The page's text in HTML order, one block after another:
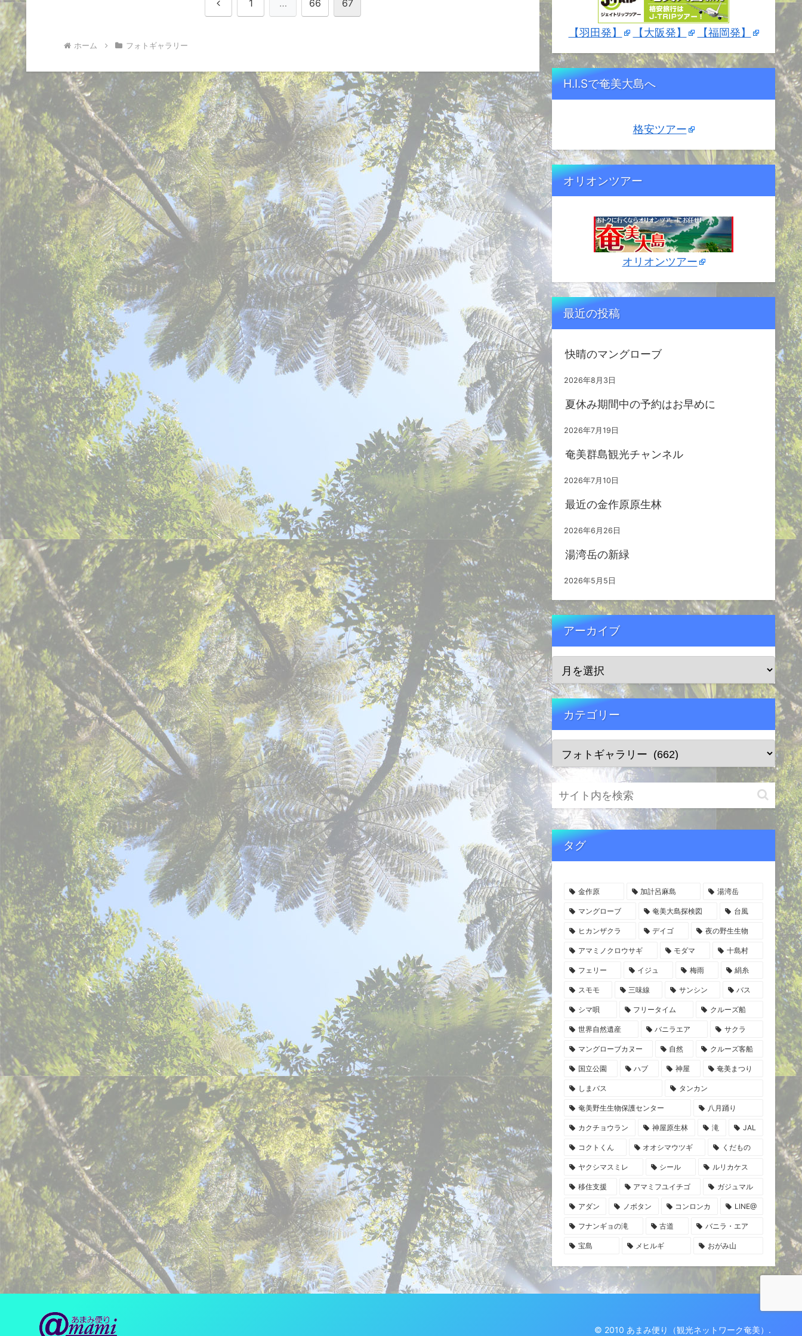
1 … 66 67
ホーム フォトギャラリー
【羽田発】 【大阪発】 【福岡発】
H.I.Sで奄美大島へ
格安ツアー
オリオンツアー
オリオンツアー
最近の投稿
快晴のマングローブ
2026年8月3日
夏休み期間中の予約はお早めに
2026年7月19日
奄美群島観光チャンネル
2026年7月10日
最近の金作原原生林
2026年6月26日
湯湾岳の新緑
2026年5月5日
アーカイブ
カテゴリー
タグ
金作原 加計呂麻島 湯湾岳
マングローブ 奄美大島探検図 台風
ヒカンザクラ デイゴ 夜の野生生物
アマミノクロウサギ モダマ 十島村
フェリー イジュ 梅雨 絹糸
スモモ 三味線 サンシン バス
シマ唄 フリータイム クルーズ船
世界自然遺産 バニラエア サクラ
マングローブカヌー 自然 クルーズ客船
国立公園 ハブ 神屋 奄美まつり
しまバス タンカン
奄美野生生物保護センター 八月踊り
カクチョウラン 神屋原生林 滝 JAL
コクトくん オオシマウツギ くだもの
ヤクシマスミレ シール ルリカケス
移住支援 アマミフユイチゴ ガジュマル
アダン ノボタン コンロンカ LINE@
フナンギョの滝 古道 バニラ・エア
宝島 メヒルギ おがみ山
© 2010 あまみ便り（観光ネットワーク奄美）.